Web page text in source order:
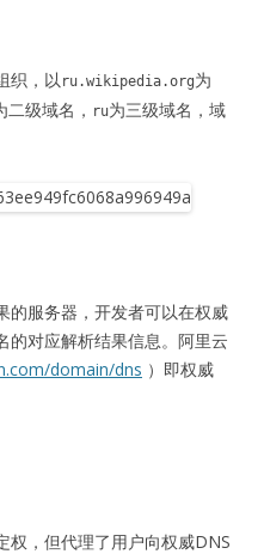
织，以 ru.wikipedia.org为
二级域名， ru为三级域名，域
的服务器，开发者可以在权威
的对应解析结果信息。阿里云
domain/dns ）即权威
权，但代理了用户向权威DNS